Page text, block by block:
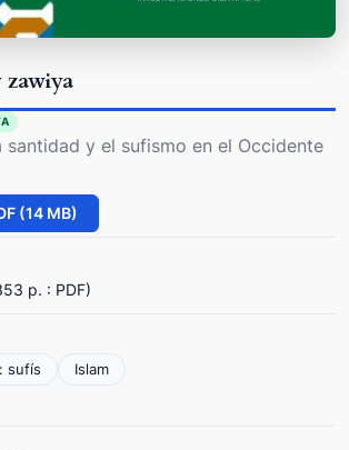
santidad y el sufismo en el Occidente
(14 MB)
p. : PDF)
sufís
Islam